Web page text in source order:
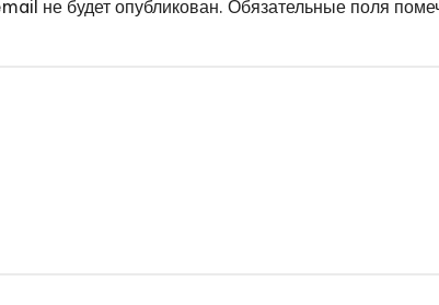
не будет опубликован. Обязательные поля